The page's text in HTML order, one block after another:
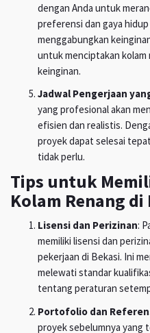
dengan Anda untuk
preferensi dan gaya hidup
menggabungkan
untuk menciptakan kolam
keinginan.
Jadwal Pengerjaan
yang profesional akan
efisien dan realistis.
proyek dapat selesai
tidak perlu.
Tips untuk
Kolam Renang di
Lisensi dan Perizinan:
memiliki lisensi dan
pekerjaan di Bekasi. Ini
melewati standar
tentang peraturan
Portofolio dan
proyek sebelumnya yang